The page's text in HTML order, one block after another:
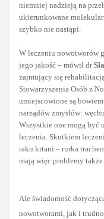
niemniej nadzieją na
ukierunkowane
szybko nie nastąpi.
W leczeniu nowotworów
jego jakość – mówił dr
zajmujący się
Stowarzyszenia Osób z
umiejscowione są
narządów zmysłów:
Wszystkie one mogą być
leczenia. Skutkiem
raku krtani – rurka
mają więc problemy
Ale świadomość
nowotworami, jak i